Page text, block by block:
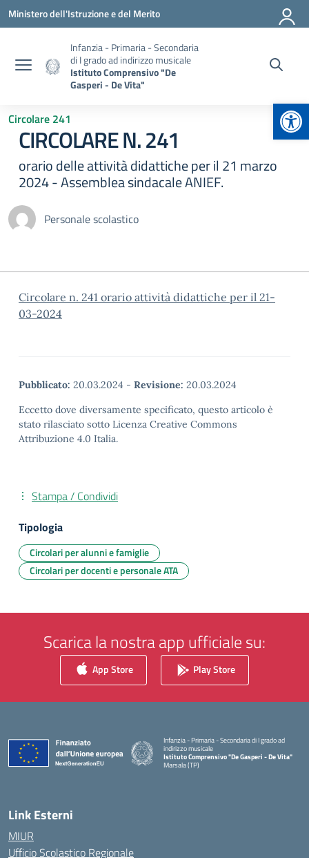
Vai ai contenuti
Vai al menu di navigazione
Vai al footer
Ministero dell'Istruzione e del Merito
Infanzia - Primaria - Secondaria
di I grado ad indirizzo musicale
Istituto Comprensivo "De
Gasperi - De Vita"
Circolare 241
CIRCOLARE N. 241
orario delle attività didattiche per il 21 marzo
2024 - Assemblea sindacale ANIEF.
Personale scolastico
Circolare n. 241 orario attività didattiche per il 21-
03-2024
Pubblicato: 20.03.2024 - Revisione: 20.03.2024
Eccetto dove diversamente specificato, questo articolo è
stato rilasciato sotto Licenza Creative Commons
Attribuzione 4.0 Italia.
Stampa / Condividi
Tipologia
Circolari per alunni e famiglie
Circolari per docenti e personale ATA
Scarica la nostra app ufficiale su:
App Store Play Store
Infanzia - Primaria - Secondaria di I grado ad
indirizzo musicale
Istituto Comprensivo "De Gasperi - De Vita"
Marsala (TP)
Link Esterni
MIUR
Ufficio Scolastico Regionale